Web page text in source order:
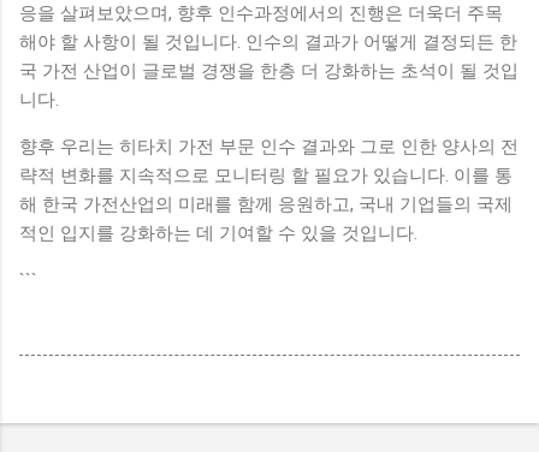
응을 살펴보았으며, 향후 인수과정에서의 진행은 더욱더 주목
해야 할 사항이 될 것입니다. 인수의 결과가 어떻게 결정되든 한
국 가전 산업이 글로벌 경쟁을 한층 더 강화하는 초석이 될 것입
니다.
향후 우리는 히타치 가전 부문 인수 결과와 그로 인한 양사의 전
략적 변화를 지속적으로 모니터링 할 필요가 있습니다. 이를 통
해 한국 가전산업의 미래를 함께 응원하고, 국내 기업들의 국제
적인 입지를 강화하는 데 기여할 수 있을 것입니다.
```